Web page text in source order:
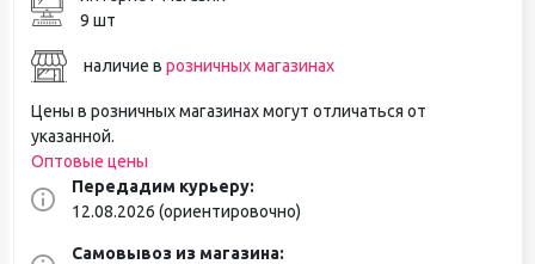
9 шт
наличие в розничных магазинах
Цены в розничных магазинах могут отличаться от
указанной.
Оптовые цены
Передадим курьеру:
12.08.2026 (ориентировочно)
Самовывоз из магазина: